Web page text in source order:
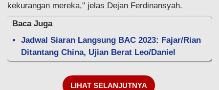
kekurangan mereka," jelas Dejan Ferdinansyah.
Baca Juga
Jadwal Siaran Langsung BAC 2023: Fajar/Rian
Ditantang China, Ujian Berat Leo/Daniel
LIHAT SELANJUTNYA